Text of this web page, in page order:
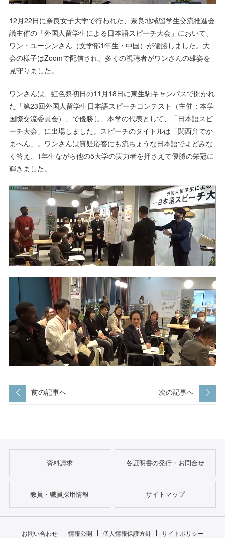
12月22日に奈良女子大学で行われた、奈良地域留学生交流推進会
議主催の「外国人留学生による日本語スピーチ大会」において、
ワン・ユーシンさん（文学部1年生・中国）が優勝しました。大
会の様子はZoomで配信され、多くの視聴者がワンさんの雄姿を
見守りました。
ワンさんは、虹色祭初日の11月18日に東生駒キャンパスで開かれ
た「第23回外国人留学生日本語スピーチコンテスト（主催：本学
国際交流委員会）」で優勝し、本学の代表として、「日本語スピ
ーチ大会」に出場しました。スピーチのタイトルは「関西弁でか
まへん」。ワンさんは質疑応答にも流ちょうな日本語でよどみな
く答え、1年生ながら他の5大学の実力者を押さえて優勝の栄冠に
輝きました。
前の記事へ 次の記事へ
資料請求 各証明書の発行・お問合せ
教員・職員採用情報 サイトマップ
お問い合わせ 情報公開 個人情報保護方針 サイトポリシー